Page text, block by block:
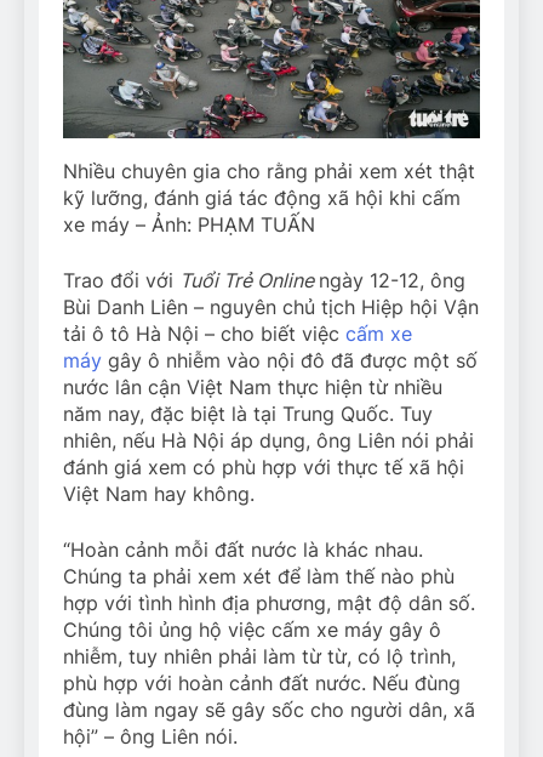
Nhiều chuyên gia cho rằng phải xem xét thật
kỹ lưỡng, đánh giá tác động xã hội khi cấm
xe máy – Ảnh: PHẠM TUẤN
Trao đổi với Tuổi Trẻ Online ngày 12-12, ông
Bùi Danh Liên – nguyên chủ tịch Hiệp hội Vận
tải ô tô Hà Nội – cho biết việc cấm xe
máy gây ô nhiễm vào nội đô đã được một số
nước lân cận Việt Nam thực hiện từ nhiều
năm nay, đặc biệt là tại Trung Quốc. Tuy
nhiên, nếu Hà Nội áp dụng, ông Liên nói phải
đánh giá xem có phù hợp với thực tế xã hội
Việt Nam hay không.
“Hoàn cảnh mỗi đất nước là khác nhau.
Chúng ta phải xem xét để làm thế nào phù
hợp với tình hình địa phương, mật độ dân số.
Chúng tôi ủng hộ việc cấm xe máy gây ô
nhiễm, tuy nhiên phải làm từ từ, có lộ trình,
phù hợp với hoàn cảnh đất nước. Nếu đùng
đùng làm ngay sẽ gây sốc cho người dân, xã
hội” – ông Liên nói.